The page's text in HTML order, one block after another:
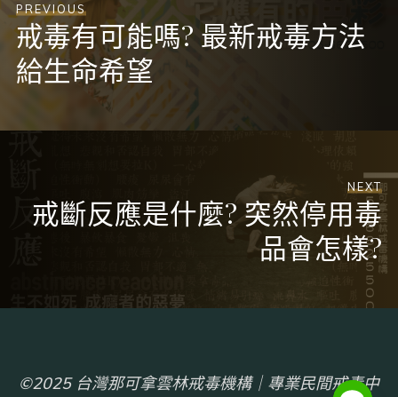
PREVIOUS
戒毒有可能嗎? 最新戒毒方法
給生命希望
NEXT
戒斷反應是什麼? 突然停用毒
品會怎樣?
©2025 台灣那可拿雲林戒毒機構｜專業民間戒毒中